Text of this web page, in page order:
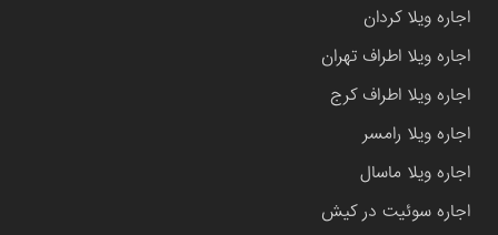
اجاره ویلا کردان
اجاره ویلا اطراف تهران
اجاره ویلا اطراف کرج
اجاره ویلا رامسر
اجاره ویلا ماسال
اجاره سوئیت در کیش